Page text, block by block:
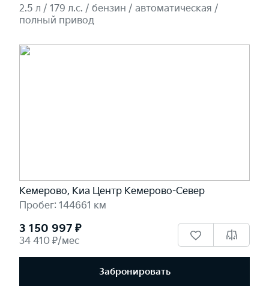
2.5 л / 179 л.c. / бензин / автоматическая /
полный привод
Кемерово, Киа Центр Кемерово-Север
Пробег: 144661 км
3 150 997 ₽
34 410 ₽/мес
Забронировать